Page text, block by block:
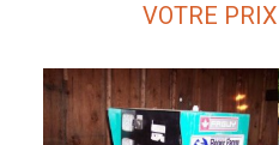
VOTRE PRIX